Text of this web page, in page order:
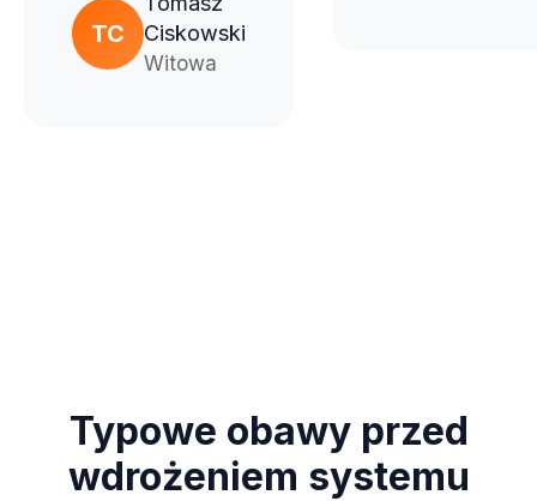
TC
Ciskowski
Witowa
Typowe obawy przed
wdrożeniem systemu